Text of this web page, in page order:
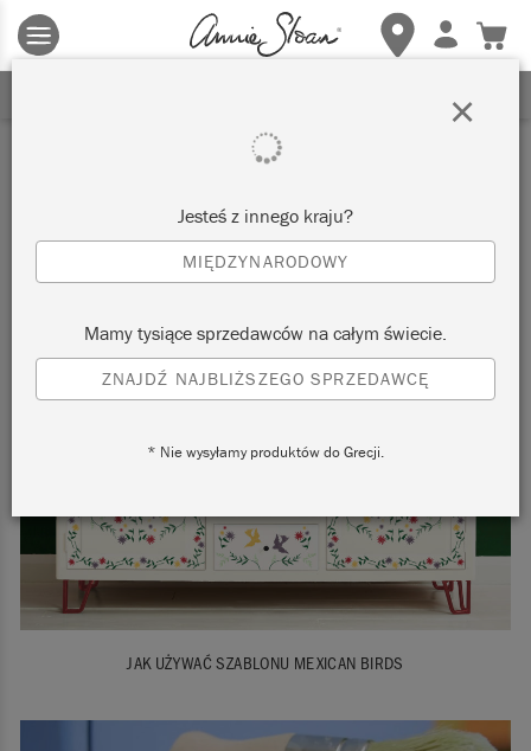
Obowiązują zasady i warunki. Kliknij tutaj
aby uzyskać więcej
szczegółów.
Techniki i Wskazówki
FILTRUJ
JAK UŻYWAĆ SZABLONU MEXICAN BIRDS
Jesteś z innego kraju?
MIĘDZYNARODOWY
Mamy tysiące sprzedawców na całym świecie.
ZNAJDŹ NAJBLIŻSZEGO SPRZEDAWCĘ
* Nie wysyłamy produktów do Grecji.
×